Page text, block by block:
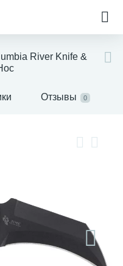
River Knife &
Отзывы 0